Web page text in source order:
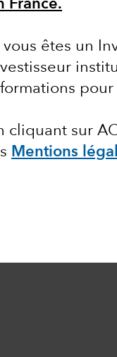
France.
vous êtes un
pour
cliquant sur
Mentions